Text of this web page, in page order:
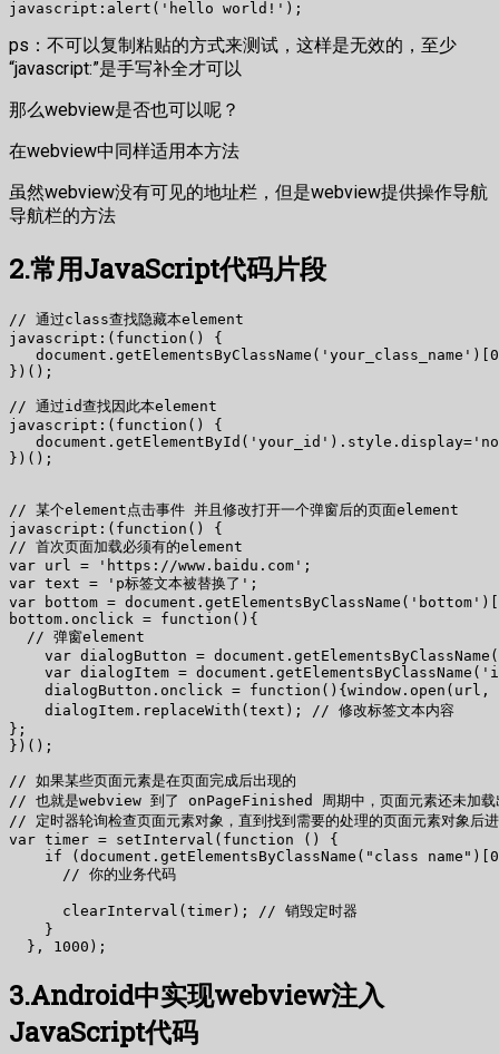
ps：不可以复制粘贴的方式来测试，这样是无效的，至少
“javascript:”是手写补全才可以
那么webview是否也可以呢？
在webview中同样适用本方法
虽然webview没有可见的地址栏，但是webview提供操作导航
导航栏的方法
2.常用JavaScript代码片段
// 通过class查找隐藏本element
javascript:(function() {
})();
// 通过id查找因此本element
javascript:(function() {
})();
// 某个element点击事件 并且修改打开一个弹窗后的页面element
javascript:(function() {
// 首次页面加载必须有的element
var url = 'https://www.baidu.com';
var text = 'p标签文本被替换了';
var bottom =
bottom.onclick = function(){
  // 弹窗element
var dialogButton =
var dialogItem =
dialogButton.onclick = function(){window.open(url,
    dialogItem.replaceWith(text); // 修改标签文本内容
};
})();
// 如果某些页面元素是在页面完成后出现的
// 也就是webview 到了 onPageFinished 周期中，页面元素还未加载
// 定时器轮询检查页面元素对象，直到找到需要的处理的页面元素对象后
var timer = setInterval(function () {
if (document.getElementsByClassName("class
      // 你的业务代码
      clearInterval(timer); // 销毁定时器
    }
3.Android中实现webview注入
JavaScript代码